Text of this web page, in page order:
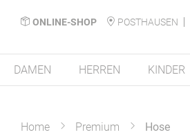
ONLINE-SHOP POSTHAUSEN
DAMEN HERREN KINDER
Home Premium Hose